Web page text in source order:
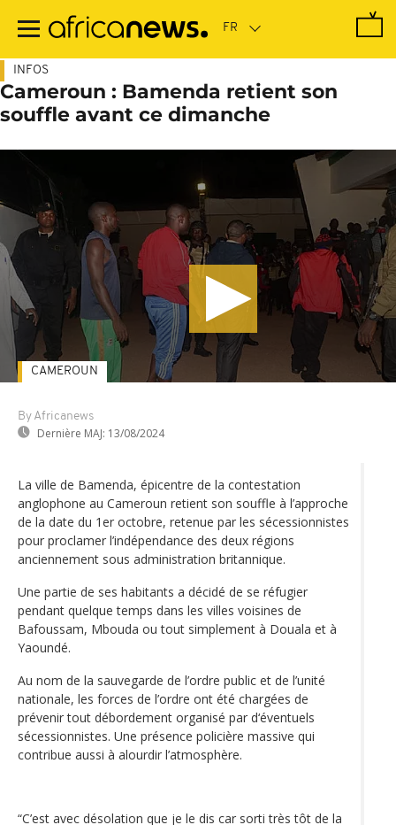
contenu
INFOS
Cameroun : Bamenda retient son
souffle avant ce dimanche
By Africanews
Dernière MAJ: 13/08/2024
CAMEROUN
La ville de Bamenda, épicentre de la contestation
anglophone au Cameroun retient son souffle à l’approche
de la date du 1er octobre, retenue par les sécessionnistes
pour proclamer l’indépendance des deux régions
anciennement sous administration britannique.
Une partie de ses habitants a décidé de se réfugier
pendant quelque temps dans les villes voisines de
Bafoussam, Mbouda ou tout simplement à Douala et à
Yaoundé.
Au nom de la sauvegarde de l’ordre public et de l’unité
nationale, les forces de l’ordre ont été chargées de
prévenir tout débordement organisé par d‘éventuels
sécessionnistes. Une présence policière massive qui
contribue aussi à alourdir l’atmosphère.
“C’est avec désolation que je le dis car sorti très tôt de la